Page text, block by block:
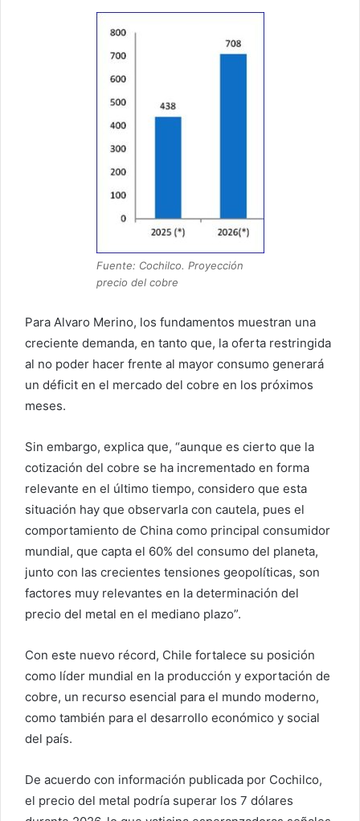
Fuente: Cochilco. Proyección
precio del cobre
Para Alvaro Merino, los fundamentos muestran una
creciente demanda, en tanto que, la oferta restringida
al no poder hacer frente al mayor consumo generará
un déficit en el mercado del cobre en los próximos
meses.
Sin embargo, explica que, “aunque es cierto que la
cotización del cobre se ha incrementado en forma
relevante en el último tiempo, considero que esta
situación hay que observarla con cautela, pues el
comportamiento de China como principal consumidor
mundial, que capta el 60% del consumo del planeta,
junto con las crecientes tensiones geopolíticas, son
factores muy relevantes en la determinación del
precio del metal en el mediano plazo”.
Con este nuevo récord, Chile fortalece su posición
como líder mundial en la producción y exportación de
cobre, un recurso esencial para el mundo moderno,
como también para el desarrollo económico y social
del país.
De acuerdo con información publicada por Cochilco,
el precio del metal podría superar los 7 dólares